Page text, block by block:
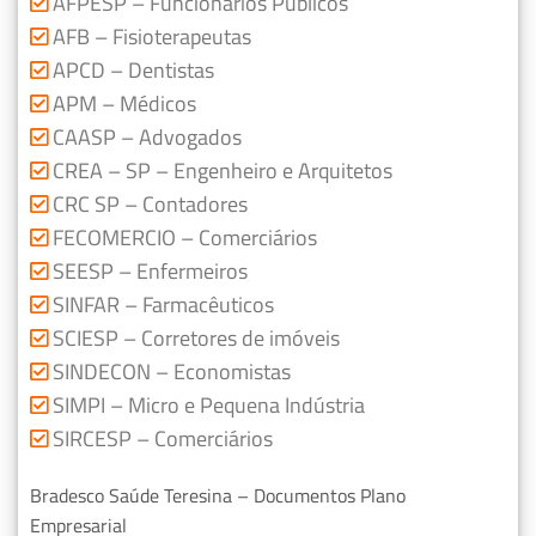
AFB – Fisioterapeutas
APCD – Dentistas
APM – Médicos
CAASP – Advogados
CREA – SP – Engenheiro e Arquitetos
CRC SP – Contadores
FECOMERCIO – Comerciários
SEESP – Enfermeiros
SINFAR – Farmacêuticos
SCIESP – Corretores de imóveis
SINDECON – Economistas
SIMPI – Micro e Pequena Indústria
SIRCESP – Comerciários
Bradesco Saúde Teresina – Documentos Plano
Empresarial